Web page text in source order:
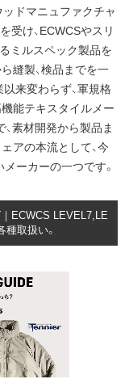
ッドマニュファクチャ
受け、ECWCSやスリ
ミルスペック製品を
縫製、検品までを一
来変わらず、軍規格
能テキスタイルメー
素材開発から製品ま
アの本流として、今
ーカーの一つです。
ECWCS LEVEL7,LE
取扱い。